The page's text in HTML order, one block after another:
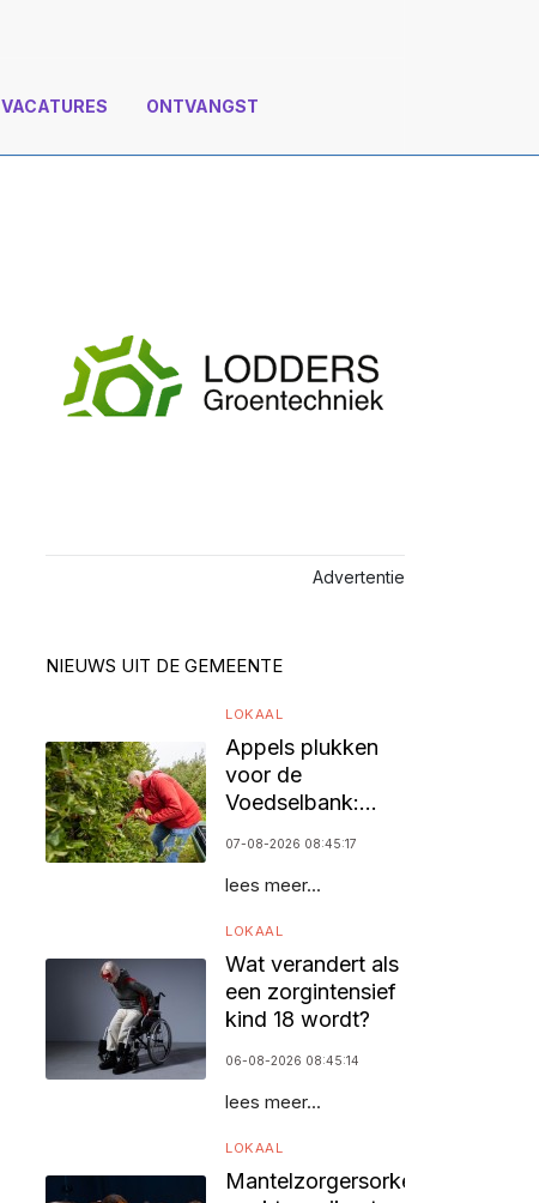
VACATURES ONTVANGST
Advertentie
NIEUWS UIT DE GEMEENTE
LOKAAL
Appels plukken
voor de
Voedselbank:
07-08-2026 08:45:17
lees meer...
LOKAAL
Wat verandert als
een zorgintensief
kind 18 wordt?
06-08-2026 08:45:14
lees meer...
LOKAAL
Mantelzorgersorkest